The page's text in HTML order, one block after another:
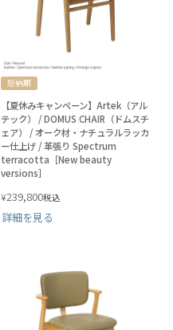
短納期
【夏休みキャンペーン】Artek（アル
テック） / DOMUS CHAIR（ドムスチ
ェア） / オーク材・ナチュラルラッカ
ー仕上げ / 革張り Spectrum
terracotta［New beauty
versions］
¥239,800税込
詳細を見る